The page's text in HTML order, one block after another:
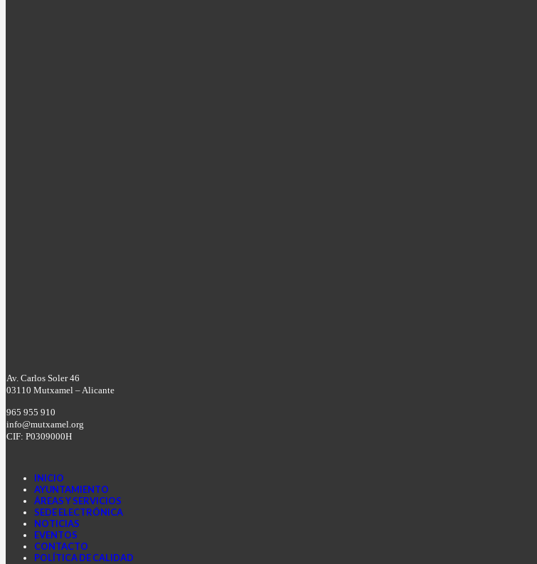
Av. Carlos Soler 46
03110 Mutxamel – Alicante
965 955 910
info@mutxamel.org
CIF: P0309000H
INICIO
AYUNTAMIENTO
ÁREAS Y SERVICIOS
SEDE ELECTRÓNICA
NOTICIAS
EVENTOS
CONTACTO
POLÍTICA DE CALIDAD